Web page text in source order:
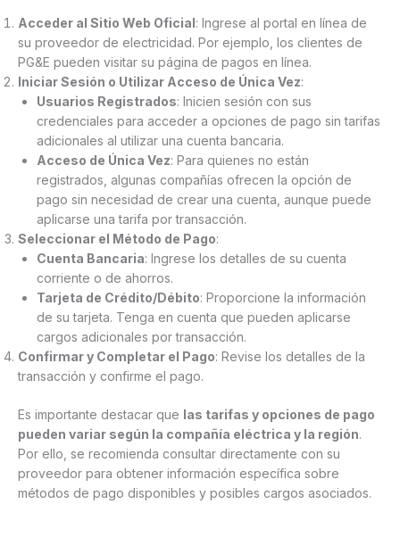
Acceder al Sitio Web Oficial: Ingrese al portal en línea de
su proveedor de electricidad. Por ejemplo, los clientes de
PG&E pueden visitar su página de pagos en línea.
Iniciar Sesión o Utilizar Acceso de Única Vez:
Usuarios Registrados: Inicien sesión con sus
credenciales para acceder a opciones de pago sin tarifas
adicionales al utilizar una cuenta bancaria.
Acceso de Única Vez: Para quienes no están
registrados, algunas compañías ofrecen la opción de
pago sin necesidad de crear una cuenta, aunque puede
aplicarse una tarifa por transacción.
Seleccionar el Método de Pago:
Cuenta Bancaria: Ingrese los detalles de su cuenta
corriente o de ahorros.
Tarjeta de Crédito/Débito: Proporcione la información
de su tarjeta. Tenga en cuenta que pueden aplicarse
cargos adicionales por transacción.
Confirmar y Completar el Pago: Revise los detalles de la
transacción y confirme el pago.
Es importante destacar que las tarifas y opciones de pago
pueden variar según la compañía eléctrica y la región.
Por ello, se recomienda consultar directamente con su
proveedor para obtener información específica sobre
métodos de pago disponibles y posibles cargos asociados.